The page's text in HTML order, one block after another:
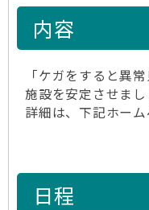
内容
「ケガをすると異
施設を安定させまし
詳細は、下記ホー
日程